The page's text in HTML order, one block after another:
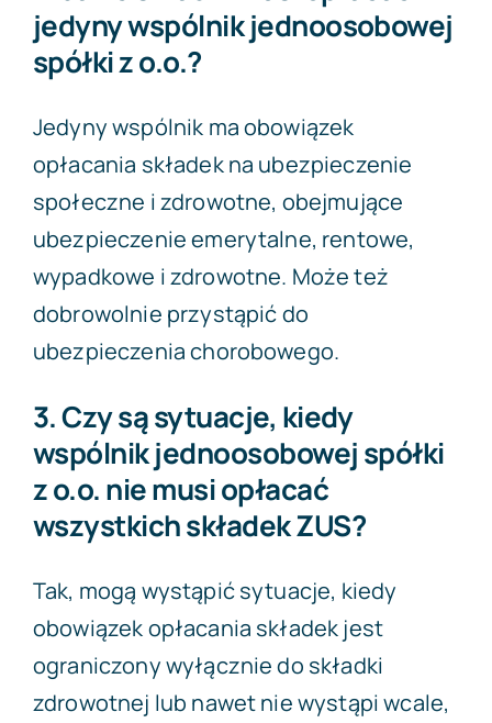
jedyny wspólnik jednoosobowej
spółki z o.o.?
Jedyny wspólnik ma obowiązek
opłacania składek na ubezpieczenie
społeczne i zdrowotne, obejmujące
ubezpieczenie emerytalne, rentowe,
wypadkowe i zdrowotne. Może też
dobrowolnie przystąpić do
ubezpieczenia chorobowego.
3. Czy są sytuacje, kiedy
wspólnik jednoosobowej spółki
z o.o. nie musi opłacać
wszystkich składek ZUS?
Tak, mogą wystąpić sytuacje, kiedy
obowiązek opłacania składek jest
ograniczony wyłącznie do składki
zdrowotnej lub nawet nie wystąpi wcale,